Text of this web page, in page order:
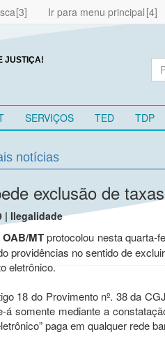
Ir para menu principal
JUSTIÇA!
SERVIÇOS TED TDP
notícias
exclusão de
| Ilegalidade
OAB/MTprotocolou nesta quarta-
providências no sentido de
eletrônico.
18 do Provimento nº. 38 da
á somente mediante a
paga em qualquer rede